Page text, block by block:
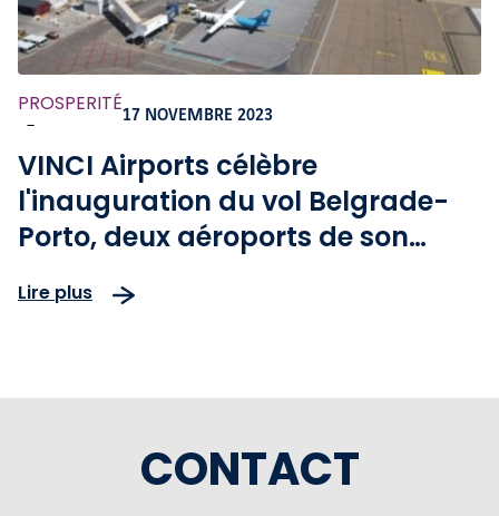
PROSPERITÉ
-
17 NOVEMBRE 2023
VINCI Airports célèbre
l'inauguration du vol Belgrade-
Porto, deux aéroports de son
Lire plus
CONTACT